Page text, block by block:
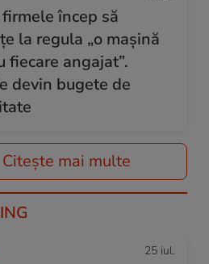
firmele încep să
la regula „o mașină
fiecare angajat”.
devin bugete de
Citește mai multe
25 iul.